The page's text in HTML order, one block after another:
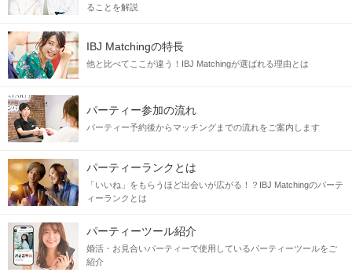
ることを解説
IBJ Matchingの特長
他と比べてここが違う！IBJ Matchingが選ばれる理由とは
パーティー参加の流れ
パーティー予約後からマッチングまでの流れをご案内します
パーティーランクとは
「いいね」をもらうほど出会いが広がる！？IBJ Matchingのパーテ
ィーランクとは
パーティーツール紹介
婚活・お見合いパーティーで使用しているパーティーツールをご
紹介